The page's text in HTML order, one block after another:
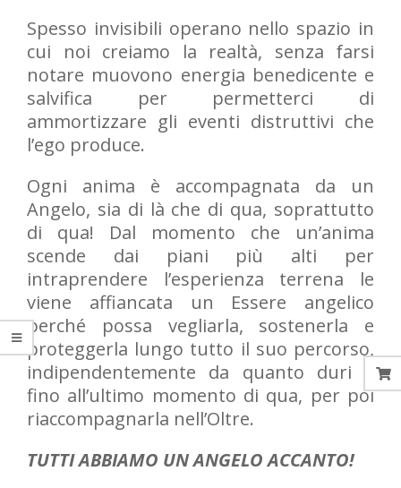
Spesso invisibili operano nello spazio in
cui noi creiamo la realtà, senza farsi
notare muovono energia benedicente e
salvifica per permetterci di
ammortizzare gli eventi distruttivi che
l’ego produce.
Ogni anima è accompagnata da un
Angelo, sia di là che di qua, soprattutto
di qua! Dal momento che un’anima
scende dai piani più alti per
intraprendere l’esperienza terrena le
viene affiancata un Essere angelico
perché possa vegliarla, sostenerla e
proteggerla lungo tutto il suo percorso,
indipendentemente da quanto duri e
fino all’ultimo momento di qua, per poi
riaccompagnarla nell’Oltre.
TUTTI ABBIAMO UN ANGELO ACCANTO!